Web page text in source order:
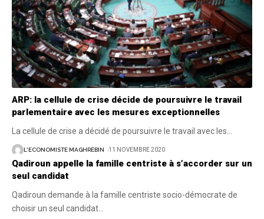
ARP: la cellule de crise décide de poursuivre le travail
parlementaire avec les mesures exceptionnelles
La cellule de crise a décidé de poursuivre le travail avec les
L'ECONOMISTE MAGHRÉBIN 11 NOVEMBRE 2020
Qadiroun appelle la famille centriste à s’accorder sur un
seul candidat
Qadiroun demande à la famille centriste socio-démocrate de
choisir un seul candidat